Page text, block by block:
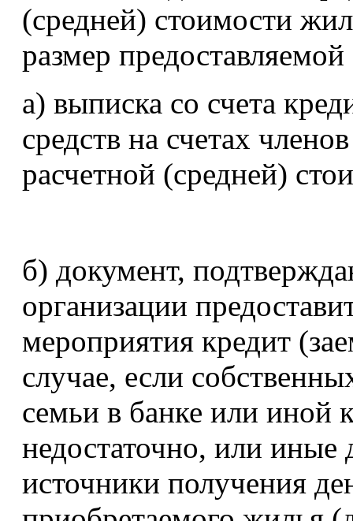
(средней) стоимости
размер
а) выписка со счета
средств на счетах
расчетной (средней)
б) документ,
организации
мероприятия кредит
случае, если
семьи в банке или иной
недостаточно, или
источники получения